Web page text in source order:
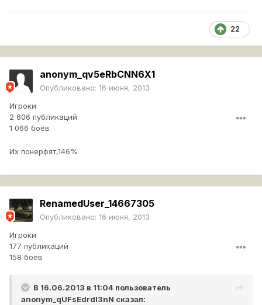
22
anonym_qv5eRbCNN6X1
Опубликовано: 16 июня, 2013
Игроки
2 606 публикаций
1 066 боёв
Их понерфят,146%
RenamedUser_14667305
Опубликовано: 16 июня, 2013
Игроки
177 публикаций
158 боёв
В 16.06.2013 в 11:04 пользователь
anonym_qUFsEdrdI3nN сказал: